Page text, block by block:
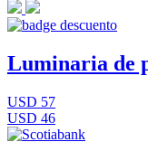
Luminaria de
USD 57
USD 46